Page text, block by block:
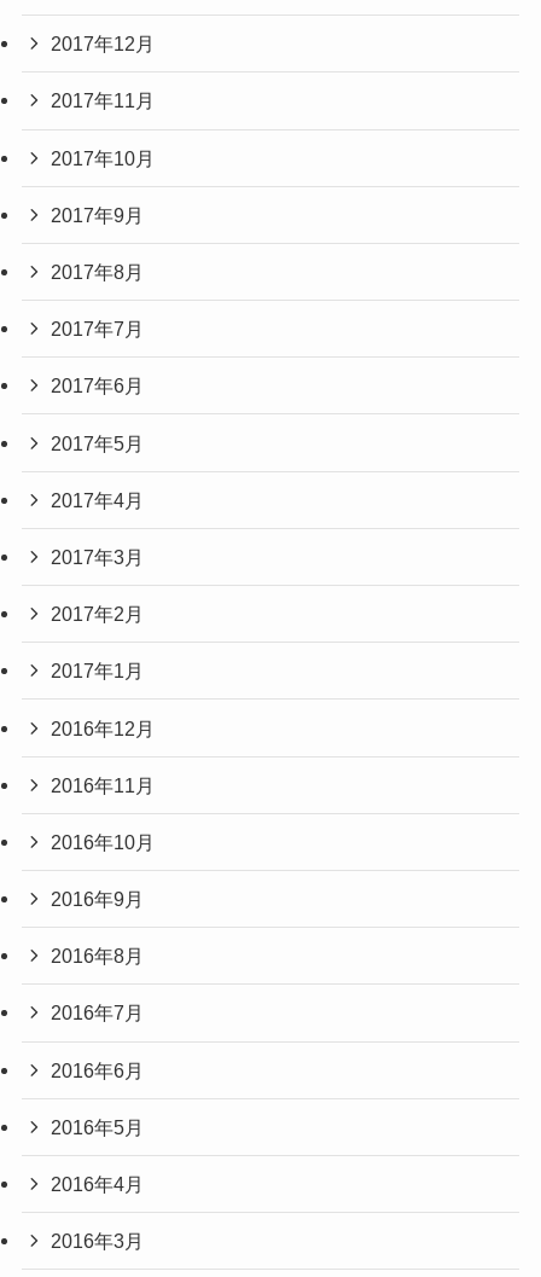
2017年12月
2017年11月
2017年10月
2017年9月
2017年8月
2017年7月
2017年6月
2017年5月
2017年4月
2017年3月
2017年2月
2017年1月
2016年12月
2016年11月
2016年10月
2016年9月
2016年8月
2016年7月
2016年6月
2016年5月
2016年4月
2016年3月